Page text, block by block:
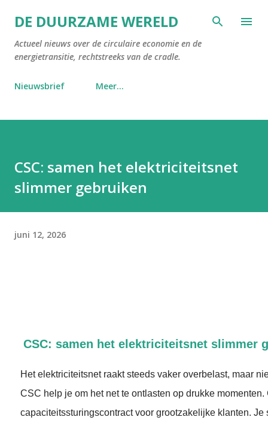
Doorgaan naar hoofdcontent
DE DUURZAME WERELD
Actueel nieuws over de circulaire economie en de
energietransitie, rechtstreeks van de cradle.
Nieuwsbrief Meer…
CSC: samen het elektriciteitsnet
slimmer gebruiken
juni 12, 2026
CSC: samen het elektriciteitsnet slimmer
Het elektriciteitsnet raakt steeds vaker overbelast, maar
CSC help je om het net te ontlasten op drukke momenten.
capaciteitssturingscontract voor grootzakelijke klanten. Je